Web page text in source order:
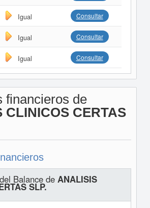
Igual Consultar
Igual Consultar
Igual Consultar
financieros de
CLINICOS CERTAS
Balance de ANALISIS
SLP.